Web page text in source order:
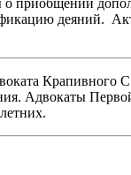
деяний.
Крапивного
Адвокаты